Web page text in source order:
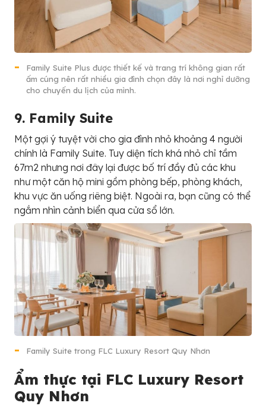
Family Suite Plus được thiết kế và trang trí không gian rất
ấm cúng nên rất nhiều gia đình chọn đây là nơi nghỉ dưỡng
cho chuyến du lịch của mình.
9. Family Suite
Một gợi ý tuyệt vời cho gia đình nhỏ khoảng 4 người
chính là Family Suite. Tuy diện tích khá nhỏ chỉ tầm
67m2 nhưng nơi đây lại được bố trí đầy đủ các khu
như một căn hộ mini gồm phòng bếp, phòng khách,
khu vực ăn uống riêng biệt. Ngoài ra, bạn cũng có thể
ngắm nhìn cảnh biển qua cửa sổ lớn.
Family Suite trong FLC Luxury Resort Quy Nhơn
Ẩm thực tại FLC Luxury Resort
Quy Nhơn